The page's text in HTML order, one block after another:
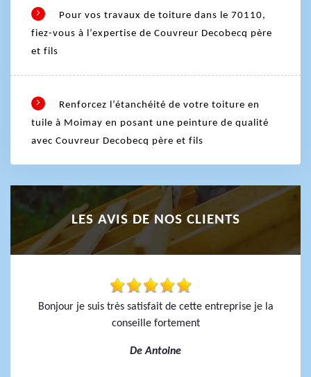
Pour vos travaux de toiture dans le 70110,
fiez-vous à l’expertise de Couvreur Decobecq père
et fils
Renforcez l’étanchéité de votre toiture en
tuile à Moimay en posant une peinture de qualité
avec Couvreur Decobecq père et fils
LES AVIS DE NOS CLIENTS
Bonjour je suis très satisfait de cette entreprise je la
conseille fortement
De Antoine